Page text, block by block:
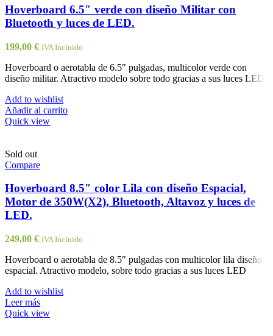
Hoverboard 6.5″ verde con diseño Militar con
Bluetooth y luces de LED.
199,00 € IVA Incluido
Hoverboard o aerotabla de 6.5″ pulgadas, multicolor verde con
diseño militar. Atractivo modelo sobre todo gracias a sus luces LED
Add to wishlist
Añadir al carrito
Quick view
Sold out
Compare
Hoverboard 8.5″ color Lila con diseño Espacial,
Motor de 350W(X2), Bluetooth, Altavoz y luces de
LED.
249,00 € IVA Incluido
Hoverboard o aerotabla de 8.5″ pulgadas con multicolor lila diseño
espacial. Atractivo modelo, sobre todo gracias a sus luces LED
Add to wishlist
Leer más
Quick view